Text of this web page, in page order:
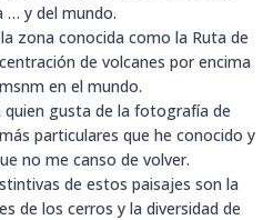
… y del mundo.
zona conocida como la Ruta de
de volcanes por encima
en el mundo.
quien gusta de la fotografía de
particulares que he conocido y
no me canso de volver.
de estos paisajes son la
de los cerros y la diversidad de